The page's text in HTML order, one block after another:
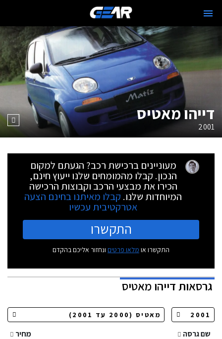
דייהו מאטיס
2001
מעוניינים ברכישת רכב? הגעתם למקום
הנכון. קבלו מהמומחים שלנו ייעוץ חינם,
הכירו את מבצעי הרכב וקבוצות הרכישה
המיוחדות שלנו. קבלו מאיתנו בחינם הצעה
אטרקטיבית עכשיו
התקשרו
התקשרו או מלאו פרטים ונחזור אליכם בהקדם
גרסאותדייהו מאטיס
שם גרסה
מחיר